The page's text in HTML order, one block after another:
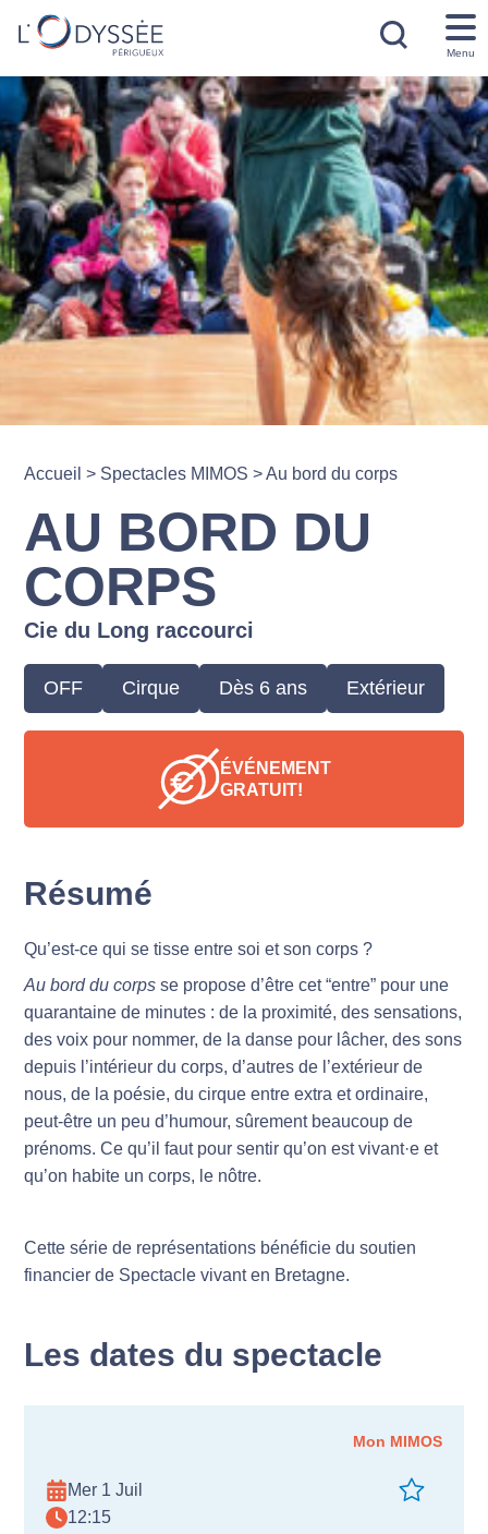
Menu
Accueil > Spectacles MIMOS >Au bord du corps
AU BORD DU
CORPS
Cie du Long raccourci
OFF Cirque Dès 6 ans Extérieur
ÉVÉNEMENT
GRATUIT!
Résumé
Qu’est-ce qui se tisse entre soi et son corps ?
Au bord du corps se propose d’être cet “entre” pour une
quarantaine de minutes : de la proximité, des sensations,
des voix pour nommer, de la danse pour lâcher, des sons
depuis l’intérieur du corps, d’autres de l’extérieur de
nous, de la poésie, du cirque entre extra et ordinaire,
peut-être un peu d’humour, sûrement beaucoup de
prénoms. Ce qu’il faut pour sentir qu’on est vivant·e et
qu’on habite un corps, le nôtre.
Cette série de représentations bénéficie du soutien
financier de Spectacle vivant en Bretagne.
Les dates du spectacle
Mon MIMOS
Mer 1 Juil
12:15